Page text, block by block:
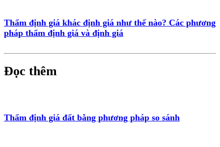
Thẩm định giá khác định giá như thế nào? Các phương
pháp thẩm định giá và định giá
Đọc thêm
Thẩm định giá đất bằng phương pháp so sánh